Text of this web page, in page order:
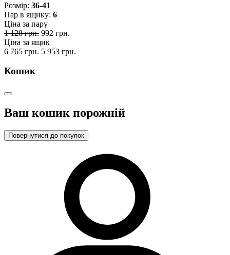
Розмiр: 36-41
Пар в ящику: 6
Ціна за пару
1 128 грн. 992 грн.
Ціна за ящик
6 765 грн. 5 953 грн.
Кошик
Ваш кошик порожній
Повернутися до покупок